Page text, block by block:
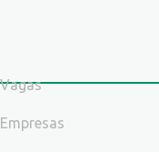
Vagas
Empresas